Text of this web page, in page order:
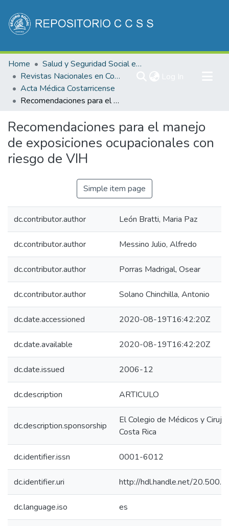
Communities & Collections
All of DSpace
Statistics
Home
Salud y Seguridad Social en Costa Rica
Revistas Nacionales en Costa Rica
Acta Médica Costarricense
Recomendaciones para el manejo de exposiciones ocupacionales con riesgo de VIH
Recomendaciones para el manejo
de exposiciones ocupacionales con
riesgo de VIH
Simple item page
dc.contributor.author León Bratti, Maria Paz
dc.contributor.author Messino Julio, Alfredo
dc.contributor.author Porras Madrigal, Osear
dc.contributor.author Solano Chinchilla, Antonio
dc.date.accessioned 2020-08-19T16:42:20Z
dc.date.available 2020-08-19T16:42:20Z
dc.date.issued 2006-12
dc.description ARTICULO
dc.description.sponsorship
El Colegio de Médicos y
Costa Rica
dc.identifier.issn 0001-6012
dc.identifier.uri http://hdl.handle.net/
dc.language.iso es